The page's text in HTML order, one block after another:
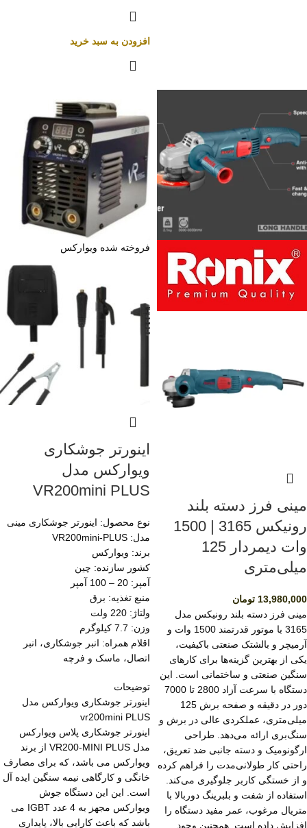
افزودن به سبد خرید
مینی فرز دسته بلند
رونیکس 3165 | 1500
وات دیمردار 125
میلی‌متری
13,980,000 تومان
مینی فرز دسته بلند رونیکس مدل
3165 با موتور قدرتمند 1500 وات و
آرمیچر و بالشتک صنعتی باکیفیت،
یکی از بهترین گزینه‌ها برای کارهای
سنگین صنعتی و ساختمانی است. این
دستگاه با سرعت آزاد 2800 تا 7000
دور در دقیقه و صفحه برش 125
میلی‌متری، عملکردی عالی در برش و
سنگ‌بری ارائه می‌دهد. طراحی
ارگونومیک و دسته جانبی ضد تعریق،
راحتی کار طولانی‌مدت را فراهم کرده
و از خستگی کاربر جلوگیری می‌کند.
استفاده از شفت و بلبرینگ دوربالا با
متریال مرغوب، عمر مفید دستگاه را
افزایش داده است. همچنین وجود
فروخته شده ویوارکس
اینورتر جوشکاری
ویوارکس مدل
VR200mini PLUS
نوع محصول: اینورتر جوشکاری مینی
مدل: VR200mini-PLUS
برند: ویوارکس
کشور سازنده: چین
آمپر: 20 – 100 آمپر
منبع تغذیه: برق
ولتاژ: 220 ولت
وزن: 7.7 کیلوگرم
اقلام همراه: انبر جوشکاری، انبر
اتصال، ماسک و فرچه
توضیحات
اینورتر جوشکاری ویوارکس مدل
vr200mini PLUS
اینورتر جوشکاری پلاس ویوارکس
مدل VR200-MINI PLUS از برند
ویوارکس می باشد، که برای مصارف
خانگی و کارگاهی نیمه سنگین ایده آل
است. این این دستگاه جوش
ویوارکس مجهز به 4 عدد IGBT می
باشد که باعث کارایی بالا، پایداری